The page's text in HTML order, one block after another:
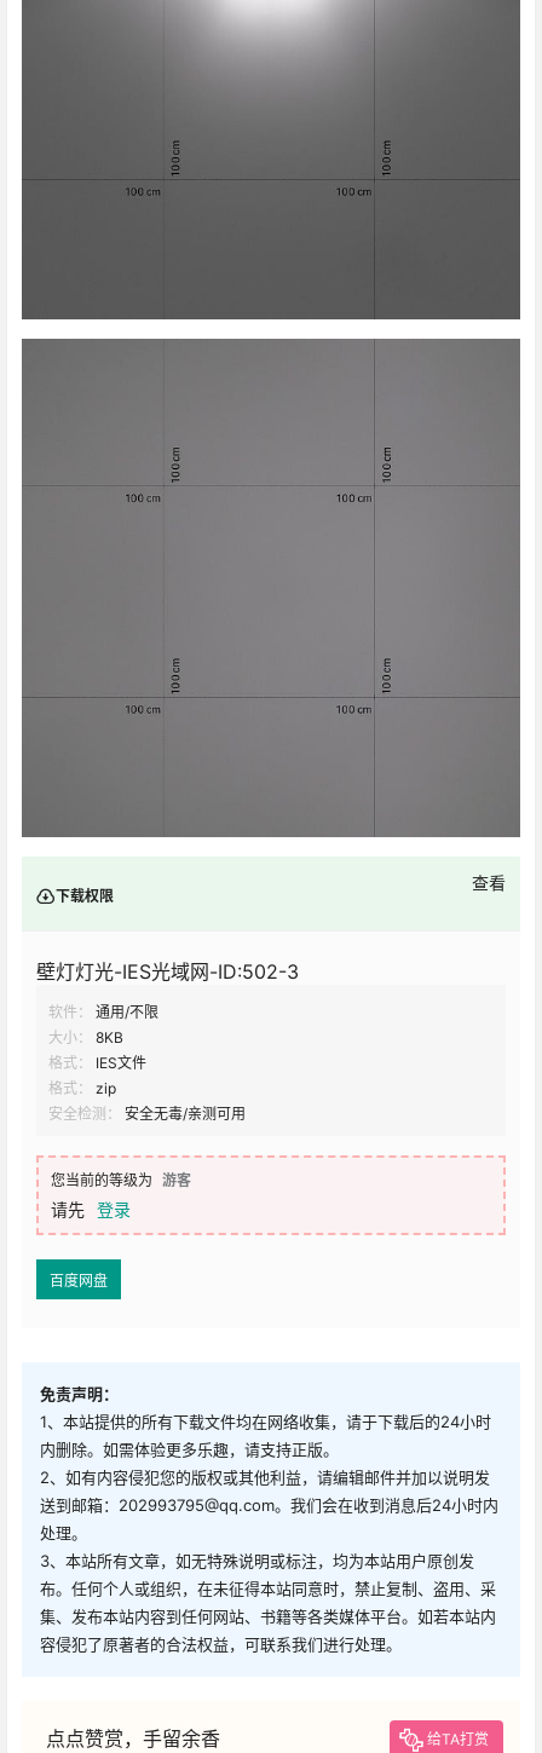
下载权限
查看
壁灯灯光-IES光域网-ID:502-3
软件：
通用/不限
大小：
8KB
格式：
IES文件
格式：
zip
安全检测：
安全无毒/亲测可用
您当前的等级为 游客
请先 登录
百度网盘
免责声明：
1、本站提供的所有下载文件均在网络收集，请于下载后的24小时
内删除。如需体验更多乐趣，请支持正版。
2、如有内容侵犯您的版权或其他利益，请编辑邮件并加以说明发
送到邮箱：202993795@qq.com。我们会在收到消息后24小时内
处理。
3、本站所有文章，如无特殊说明或标注，均为本站用户原创发
布。任何个人或组织，在未征得本站同意时，禁止复制、盗用、采
集、发布本站内容到任何网站、书籍等各类媒体平台。如若本站内
容侵犯了原著者的合法权益，可联系我们进行处理。
点点赞赏，手留余香 给TA打赏